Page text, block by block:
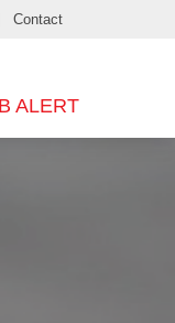
Contact
ALERT